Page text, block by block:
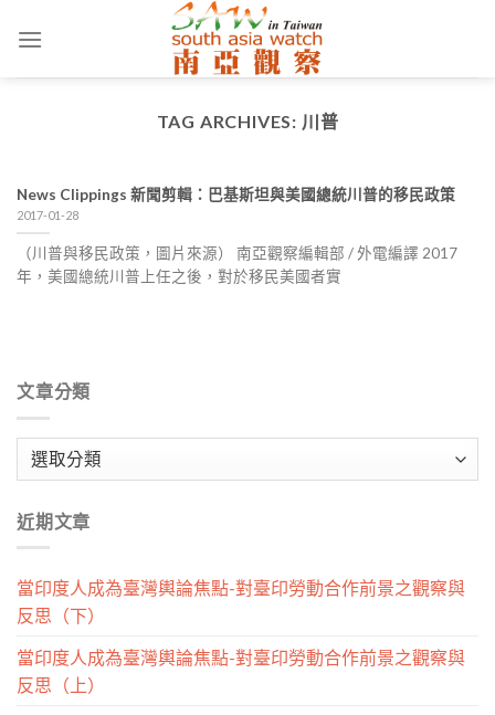
TAG ARCHIVES: 川普
News Clippings 新聞剪輯：巴基斯坦與美國總統川普的移民政策
2017-01-28
（川普與移民政策，圖片來源） 南亞觀察編輯部 / 外電編譯 2017
年，美國總統川普上任之後，對於移民美國者實
文章分類
類
近期文章
當印度人成為臺灣輿論焦點-對臺印勞動合作前景之觀察與
反思（下）
當印度人成為臺灣輿論焦點-對臺印勞動合作前景之觀察與
反思（上）